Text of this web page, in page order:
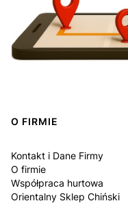
Linki w stopce
O FIRMIE
Kontakt i Dane Firmy
O firmie
Współpraca hurtowa
Orientalny Sklep Chiński